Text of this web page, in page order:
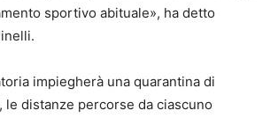
sportivo abituale», ha detto
impiegherà una quarantina di
le distanze percorse da ciascuno